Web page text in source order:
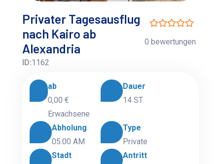
Privater Tagesausflug
nach Kairo ab
Alexandria
ID:1162
0 bewertungen
ab
0,00 €
Erwachsene
Dauer
14 ST
Abholung
05:00 AM
Type
Private
Stadt
Antritt